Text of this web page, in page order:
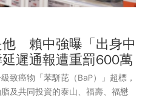
他 賴中強曝「出身中
遲通報遭重罰600萬
致癌物「苯駢芘（BaP）」超標，
及共同投資的泰山、福壽、福懋